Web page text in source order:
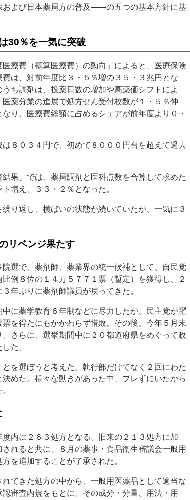
および日本薬局方の普及――の五つの基本方針に基
30％を一気に突破
療費（概算医療費）の動向」によると、医療保険
は、対前年度比３・５％増の３５・３兆円とな
ち調剤は、投薬日数の増加や高薬価シフトによ
薬分業の進展で処方せん受付枚数が１・５％伸
り、医療費総額に占めるシェアが前年度より０・
８０３４円で、初めて８０００円台を超えて過去
果」では、薬局調剤と医科点数を合算して求めた
増え、３３・２％となった。
り返し、横ばいの状態が続いていたが、一気に３
リベンジ果たす
選で、薬剤師、薬業界の統一候補として、自民党
例８位の１４万５７７１票（暫定）を獲得し、２
年ぶりに薬剤師議員が戻ってきた。
に薬学教育６年制などに尽力したが、民主党が躍
を得たにもかかわらず惜敗。その後、今年５月末
さらに、選挙期間中に２０都道府県をめぐって政
た。
を選ぼうと考えた。執行部だけでなく２回にわた
めた。様々な動きがあった中、ブレずにいたから
内に２６３処方となる。旧来の２１３処方に加
れると共に、８月の薬事・食品衛生審議会一般用
を追加することが了承された。
てきた処方の中から、一般用医薬品として適当な
審査内規をもとに、その成分・分量、用法・用